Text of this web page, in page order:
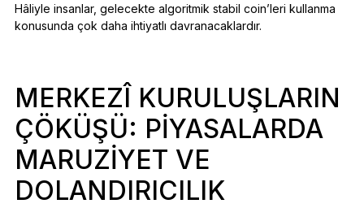
Hâliyle insanlar, gelecekte algoritmik stabil coin’leri kullanma
konusunda çok daha ihtiyatlı davranacaklardır.
MERKEZÎ KURULUŞLARIN
ÇÖKÜŞÜ: PIYASALARDA
MARUZIYET VE
DOLANDIRICILIK